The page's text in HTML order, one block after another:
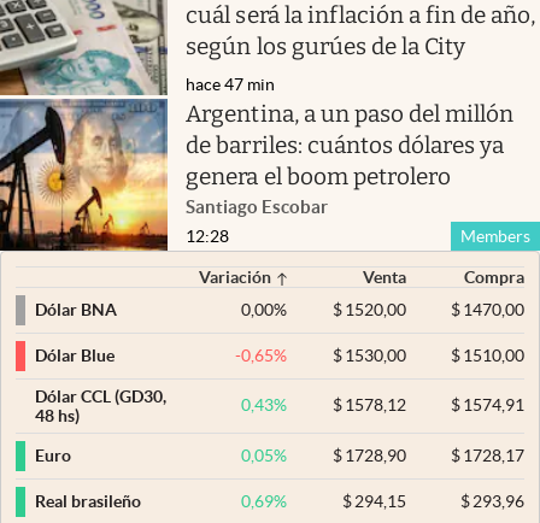
cuál será la inflación a fin de año,
según los gurúes de la City
hace 47 min
Argentina, a un paso del millón
de barriles: cuántos dólares ya
genera el boom petrolero
Santiago Escobar
Members
12:28
Variación Venta
Compra
Dólar BNA
0,00% $ 1520,00 $1470,00
Dólar Blue -0,65% $ 1530,00 $1510,00
Dólar CCL (GD30,
48 hs)
0,43% $ 1578,12 $1574,91
Euro 0,05% $ 1728,90 $1728,17
Real brasileño 0,69% $ 294,15 $293,96